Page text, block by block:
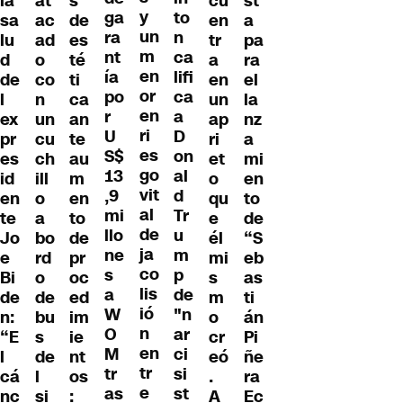
sa
lu
d
de
l
ex
pr
es
id
en
te
Jo
e
Bi
de
n:
“E
l
cá
nc
ac
ad
o
co
n
un
cu
ch
ill
o
a
bo
rd
o
de
bu
s
de
l
si
de
es
té
ti
ca
an
te
au
m
en
to
de
pr
oc
ed
im
ie
nt
os
:
ga
ra
nt
ía
po
r
U
S$
13
,9
mi
llo
ne
s
a
W
O
M
tr
as
y
un
m
en
or
en
ri
es
go
vit
al
de
ja
co
lis
ió
n
en
tr
e
to
n
ca
lifi
ca
a
D
on
al
d
Tr
u
m
p
de
"n
ar
ci
si
st
en
tr
a
en
un
ap
ri
et
o
qu
e
él
mi
s
m
o
cr
eó
.
A
a
pa
ra
el
la
nz
a
mi
en
to
de
“S
eb
as
ti
án
Pi
ñe
ra
Ec